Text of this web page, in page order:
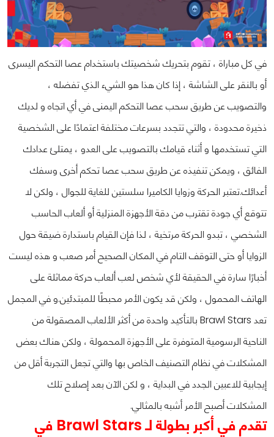
في كل مباراة ، تقوم بتحريك شخصيتك باستخدام عصا التحكم اليسرى
أو بالنقر على الشاشة ، إذا كان هذا هو الشيء الذي تفضله ،
والتصويب عن طريق سحب عصا التحكم اليمنى في أي اتجاه و لديك
ذخيرة محدودة ، والتي تتجدد بسرعات مختلفة اعتمادًا على الشخصية
التي تستخدمها و أثناء قيامك بالتصويب على العدو ، يمتلئ عدادك
الفائق ، ويمكن تنفيذه عن طريق سحب عصا تحكم أخرى وسفك
أعدائك.تعتبر الحركة وزوايا الكاميرا سلستين للغاية للجوال ، ولكن لا
تتوقع أي جودة تقترب من دقة الأجهزة المنزلية أو ألعاب الحاسب
الشخصي ، تبدو الحركة مرتخية ، لذا فإن القيام باستدارة ضيقة حول
الزوايا أو حتى التوقف التام في المكان الصحيح أمر صعب و هذه ليست
أخبارًا سارة في الحقيقة لأي شخص لعب ألعاب حركة مماثلة على
الهاتف المحمول ، ولكن قد يكون الأمر محبطًا للمبتدئين.و في المجمل
تعد Brawl Stars بالتأكيد واحدة من أكثر الألعاب المصقولة من
الناحية الرسومية المتوفرة على الأجهزة المحمولة ، ولكن هناك بعض
المشكلات في نظام التصنيف الخاص بها والتي تجعل التجربة أقل من
إيجابية للاعبين الجدد في البداية ، و لكن الآن بعد إصلاح تلك
المشكلات أصبح الأمر أشبه بالمثالي.
تقدم في أكبر بطولة لـ Brawl Stars في